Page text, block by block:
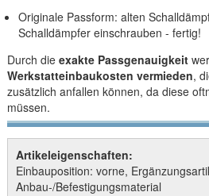
Originale Passform: alten
Schalldämpfer einschrauben - fertig!
Durch die exakte Passgenauigkeit
Werkstatteinbaukosten vermieden,
zusätzlich anfallen können, da diese
müssen.
Artikeleigenschaften:
Einbauposition: vorne,
Anbau-/Befestigungsmaterial